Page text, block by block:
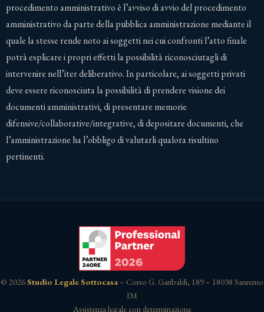
procedimento amministrativo è l’avviso di avvio del procedimento
amministrativo da parte della pubblica amministrazione mediante il
quale la stesse rende noto ai soggetti nei cui confronti l’atto finale
potrà esplicare i propri effetti la possibilità riconosciutagli di
intervenire nell’iter deliberativo. In particolare, ai soggetti privati
deve essere riconosciuta la possibilità di prendere visione dei
documenti amministrativi, di presentare memorie
difensive/collaborative/integrative, di depositare documenti, che
l’amministrazione ha l’obbligo di valutarli qualora risultino
pertinenti.
© 2026Studio Legale Sottocasa – Corso G. Garibaldi, 189 – 18038 Sanremo
IM
Assistenza legale con determinazione